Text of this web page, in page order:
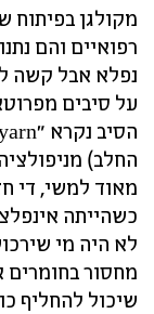
מקולגן בפיתוח
רפואיים והם
נפלא אבל קשה
על סיבים
החלב)
כשהייתה
לא היה מי
מחסור
שיכול להחליף